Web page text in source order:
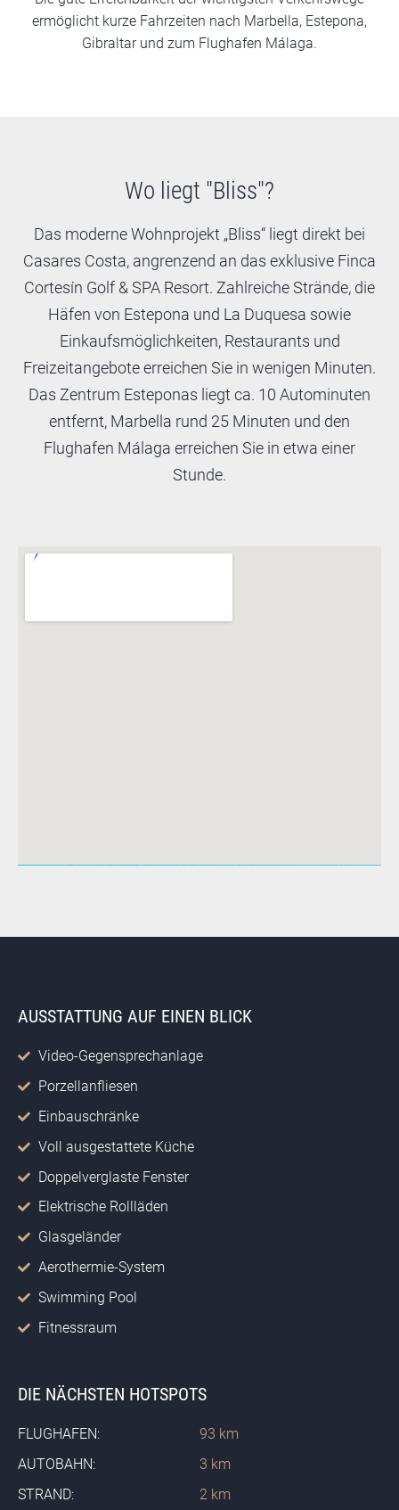
ermöglicht kurze Fahrzeiten nach Marbella, Estepona,
Gibraltar und zum Flughafen Málaga.
Wo liegt "Bliss"?
Das moderne Wohnprojekt „Bliss“ liegt direkt bei
Casares Costa, angrenzend an das exklusive Finca
Cortesín Golf & SPA Resort. Zahlreiche Strände, die
Häfen von Estepona und La Duquesa sowie
Einkaufsmöglichkeiten, Restaurants und
Freizeitangebote erreichen Sie in wenigen Minuten.
Das Zentrum Esteponas liegt ca. 10 Autominuten
entfernt, Marbella rund 25 Minuten und den
Flughafen Málaga erreichen Sie in etwa einer
Stunde.
AUSSTATTUNG AUF EINEN BLICK
Video-Gegensprechanlage
Porzellanfliesen
Einbauschränke
Voll ausgestattete Küche
Doppelverglaste Fenster
Elektrische Rollläden
Glasgeländer
Aerothermie-System
Swimming Pool
Fitnessraum
DIE NÄCHSTEN HOTSPOTS
FLUGHAFEN:
AUTOBAHN:
STRAND:
93 km
3 km
2 km